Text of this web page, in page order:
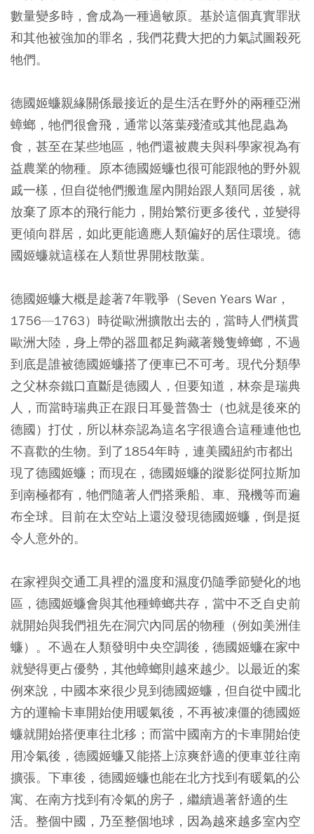
數量變多時，會成為一種過敏原。基於這個真實罪狀
和其他被強加的罪名，我們花費大把的力氣試圖殺死
牠們。
德國姬蠊親緣關係最接近的是生活在野外的兩種亞洲
蟑螂，牠們很會飛，通常以落葉殘渣或其他昆蟲為
食，甚至在某些地區，牠們還被農夫與科學家視為有
益農業的物種。原本德國姬蠊也很可能跟牠的野外親
戚一樣，但自從牠們搬進屋內開始跟人類同居後，就
放棄了原本的飛行能力，開始繁衍更多後代，並變得
更傾向群居，如此更能適應人類偏好的居住環境。德
國姬蠊就這樣在人類世界開枝散葉。
德國姬蠊大概是趁著7年戰爭（Seven Years War，
1756—1763）時從歐洲擴散出去的，當時人們橫貫
歐洲大陸，身上帶的器皿都足夠藏著幾隻蟑螂，不過
到底是誰被德國姬蠊搭了便車已不可考。現代分類學
之父林奈鐵口直斷是德國人，但要知道，林奈是瑞典
人，而當時瑞典正在跟日耳曼普魯士（也就是後來的
德國）打仗，所以林奈認為這名字很適合這種連他也
不喜歡的生物。到了1854年時，連美國紐約市都出
現了德國姬蠊；而現在，德國姬蠊的蹤影從阿拉斯加
到南極都有，牠們隨著人們搭乘船、車、飛機等而遍
布全球。目前在太空站上還沒發現德國姬蠊，倒是挺
令人意外的。
在家裡與交通工具裡的溫度和濕度仍隨季節變化的地
區，德國姬蠊會與其他種蟑螂共存，當中不乏自史前
就開始與我們祖先在洞穴內同居的物種（例如美洲佳
蠊）。不過在人類發明中央空調後，德國姬蠊在家中
就變得更占優勢，其他蟑螂則越來越少。以最近的案
例來說，中國本來很少見到德國姬蠊，但自從中國北
方的運輸卡車開始使用暖氣後，不再被凍僵的德國姬
蠊就開始搭便車往北移；而當中國南方的卡車開始使
用冷氣後，德國姬蠊又能搭上涼爽舒適的便車並往南
擴張。下車後，德國姬蠊也能在北方找到有暖氣的公
寓、在南方找到有冷氣的房子，繼續過著舒適的生
活。整個中國，乃至整個地球，因為越來越多室內空